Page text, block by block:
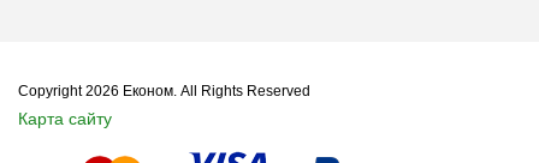
Copyright 2026 Економ. All Rights Reserved
Карта сайту